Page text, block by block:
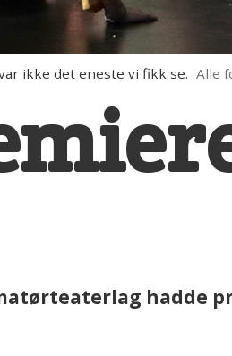
ikke det eneste vi fikk se. Alle
hadde